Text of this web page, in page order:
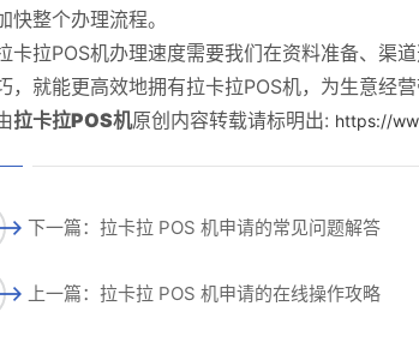
快整个办理流程。
卡拉POS机办理速度需要我们在资料准备、渠
，就能更高效地拥有拉卡拉POS机，为生意经营
拉卡拉POS机原创内容转载请标明出: https://
下一篇：拉卡拉 POS 机申请的常见问题解答
上一篇：拉卡拉 POS 机申请的在线操作攻略